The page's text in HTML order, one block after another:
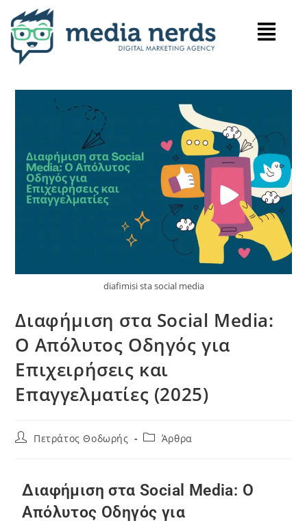
diafimisi sta social media
Διαφήμιση στα Social Media:
Ο Απόλυτος Οδηγός για
Επιχειρήσεις και
Επαγγελματίες (2025)
Πετράτος Θοδωρής Άρθρα
Διαφήμιση στα Social Media: Ο
Απόλυτος Οδηγός για